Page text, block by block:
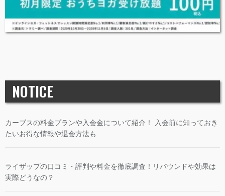
NOTICE
カーブスの料金プランや入会金について紹介！ 入会前に知っておき
たいお得な情報や退会方法も
ライザップの口コミ・評判や料金を徹底調査！リバウンドや効果は
実際どうなの？